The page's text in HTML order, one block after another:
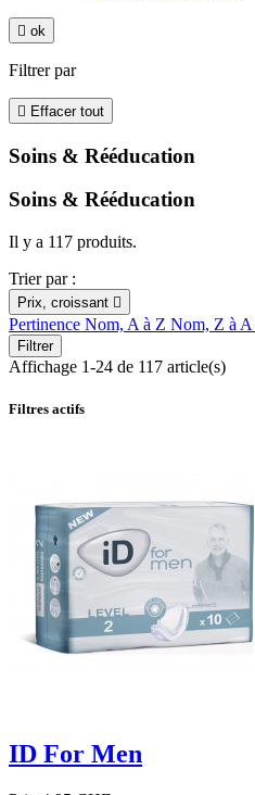
 ok
Filtrer par
 Effacer tout
Soins & Rééducation
Soins & Rééducation
Il y a 117 produits.
Trier par :
Prix, croissant 
Pertinence Nom, A à Z Nom, Z à A
Filtrer
Affichage 1-24 de 117 article(s)
Filtres actifs
ID For Men